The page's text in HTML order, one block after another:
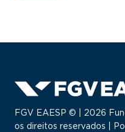
FGV EAESP © | 2026
os direitos reservados |